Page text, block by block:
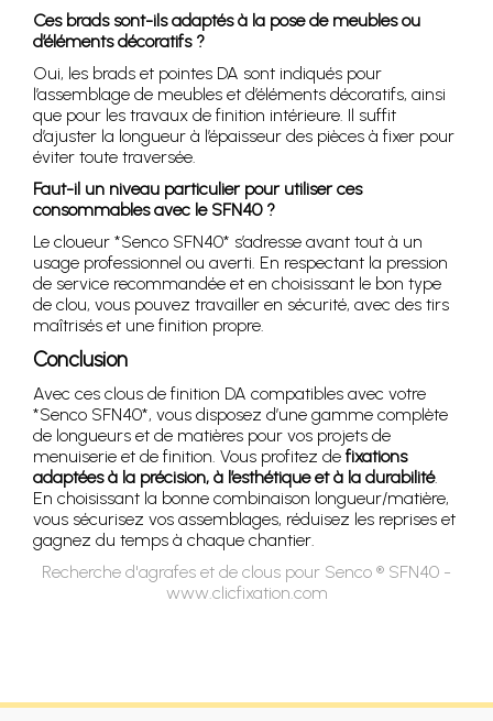
Ces brads sont-ils adaptés à la pose de meubles ou
d’éléments décoratifs ?
Oui, les brads et pointes DA sont indiqués pour
l’assemblage de meubles et d’éléments décoratifs, ainsi
que pour les travaux de finition intérieure. Il suffit
d’ajuster la longueur à l’épaisseur des pièces à fixer pour
éviter toute traversée.
Faut-il un niveau particulier pour utiliser ces
consommables avec le SFN40 ?
Le cloueur *Senco SFN40* s’adresse avant tout à un
usage professionnel ou averti. En respectant la pression
de service recommandée et en choisissant le bon type
de clou, vous pouvez travailler en sécurité, avec des tirs
maîtrisés et une finition propre.
Conclusion
Avec ces clous de finition DA compatibles avec votre
*Senco SFN40*, vous disposez d’une gamme complète
de longueurs et de matières pour vos projets de
menuiserie et de finition. Vous profitez de fixations
adaptées à la précision, à l’esthétique et à la durabilité.
En choisissant la bonne combinaison longueur/matière,
vous sécurisez vos assemblages, réduisez les reprises et
gagnez du temps à chaque chantier.
Recherche d'agrafes et de clous pour Senco ® SFN40 -
www.clicfixation.com